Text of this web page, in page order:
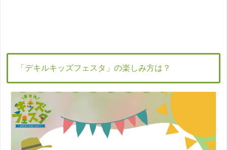
「デキルキッズフェスタ」の楽しみ方は？